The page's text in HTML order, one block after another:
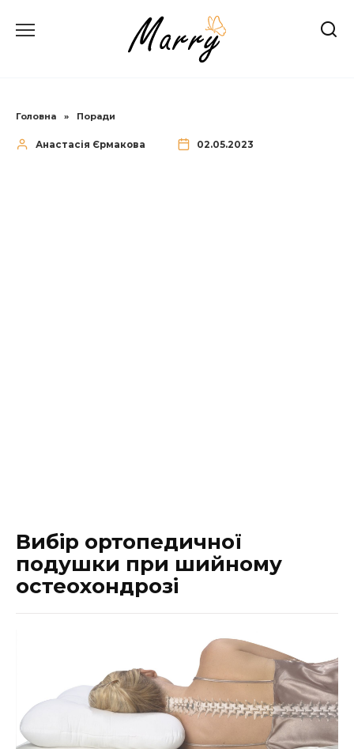
до
Головна » Поради
Анастасія Єрмакова 02.05.2023
Вибір ортопедичної
подушки при шийному
остеохондрозі